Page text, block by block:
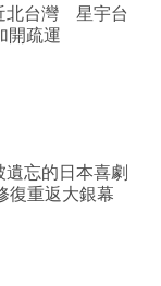
北台灣 星宇台
開疏運
忘的日本喜劇
重返大銀幕